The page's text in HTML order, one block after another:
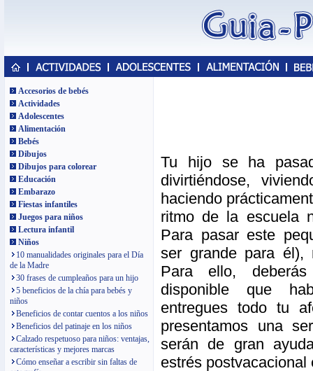
Accesorios de bebés
Actividades
Adolescentes
Alimentación
Bebés
Dibujos
Dibujos para colorear
Educación
Embarazo
Fiestas infantiles
Juegos para niños
Lectura infantil
Niños
10 manualidades originales para el Día
de la Madre
30 frases de cumpleaños para un hijo
5 beneficios de la chía para bebés y
niños
Beneficios de contar cuentos a los niños
Beneficios del patinaje en los niños
Calzado respetuoso para niños: ventajas,
características y mejores marcas
Cómo enseñar a escribir sin faltas de
Tu hijo se ha
divirtiéndose,
haciendo
ritmo de la escuela
Para pasar este
ser grande para él),
Para ello,
disponible que
entregues todo tu
presentamos una
serán de gran
estrés postvacacional